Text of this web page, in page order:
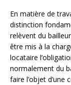
En matière de
distinction
relèvent du
être mis à la
locataire
normalement du
faire l’objet d’une